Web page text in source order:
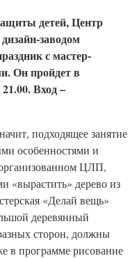
детей, Центр
заводом
с мастер-
Он пройдет в
Вход –
подходящее занятие
особенностями и
ЦЛП,
«вырастить» дерево из
«Делай вещь»
деревянный
сторон, должны
в программе рисование